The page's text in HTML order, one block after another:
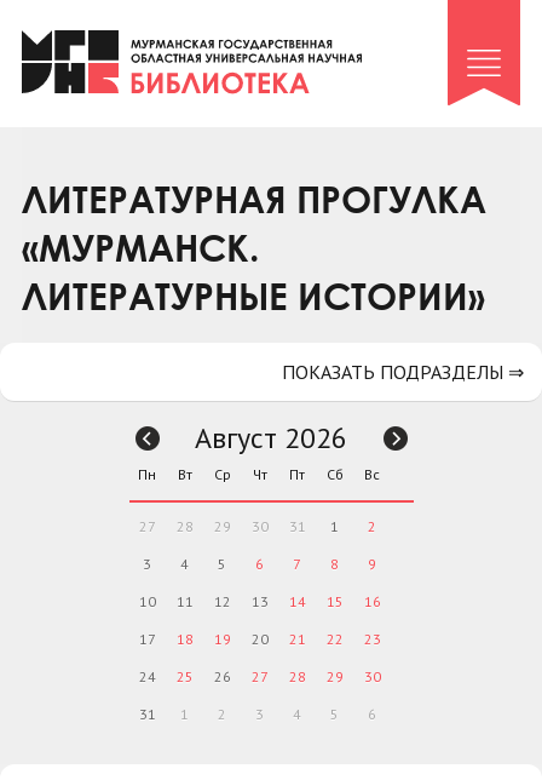
Клуб «Гиря и сельдерей»
Клуб «Семейный архив»
Коллегам
Контакты
ЛИТЕРАТУРНАЯ ПРОГУЛКА
«МУРМАНСК.
ЛИТЕРАТУРНЫЕ ИСТОРИИ»
ПОКАЗАТЬ ПОДРАЗДЕЛЫ ⇒
Август 2026
Пн Вт Ср Чт Пт Сб Вс
27 28 29 30 31 1 2
3 4 5 6 7 8 9
10 11 12 13 14 15 16
17 18 19 20 21 22 23
24 25 26 27 28 29 30
31 1 2 3 4 5 6